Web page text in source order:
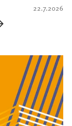
22.7.2026